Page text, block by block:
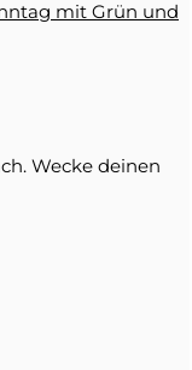
mit Grün und
Wecke deinen